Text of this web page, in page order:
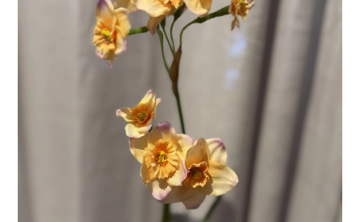
LÄGG I VARUKORG